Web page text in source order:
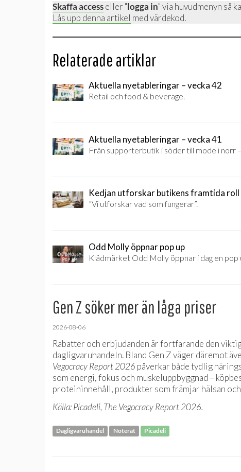
Skaffa accesseller "logga in" via huvudmenyn så
Lås upp denna artikel med värdekod.
Relaterade artiklar
Aktuella nyetableringar – vecka 42
Retail och food & beverage.
Aktuella nyetableringar – vecka 41
Från supporterbutik i söder till mode i norr
Kedjan utforskar butikens framtida roll
”Vi utforskar vad som fungerar”.
Odd Molly öppnar pop up
Klädmärket Odd Molly öppnar i dag en pop
Gen Z söker mer än låga priser
2026-08-06
Rabatter och erbjudanden är fortfarande den
dagligvaruhandeln. Bland Gen Z väger däremot
Vegocracy Report 2026 påverkar både tydlig
som energi, fokus och muskeluppbyggnad –
proteininnehåll, produkter som främjar hälsan
Källa: Picadeli, The Vegocracy Report 2026.
Dagligvaruhandel Noterat Picadeli